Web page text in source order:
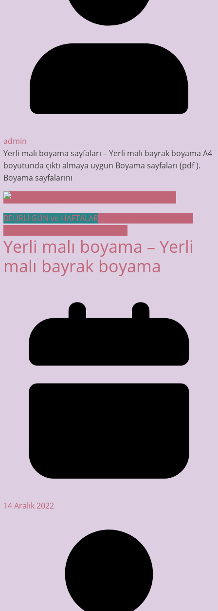
admin
Yerli malı boyama sayfaları – Yerli malı bayrak boyama A4
boyutunda çıktı almaya uygun Boyama sayfaları (pdf ).
Boyama sayfalarını
BELİRLİ GÜN ve HAFTALARBOYAMA SAYFALARI
Yerli malı boyama – Yerli
malı bayrak boyama
14 Aralık 2022